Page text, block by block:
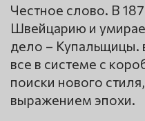
Честное слово. В
Швейцарию и
дело – Купальщицы.
все в системе с
поиски нового
выражением эпохи.